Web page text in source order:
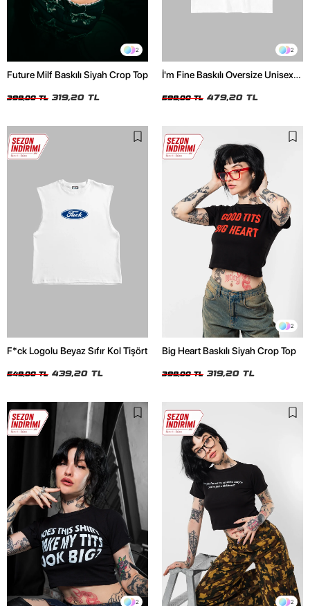
2
Future Milf Baskılı Siyah Crop Top
399,00 TL 319,20 TL
2
İ'm Fine Baskılı Oversize Unisex
599,00 TL 479,20 TL
F*ck Logolu Beyaz Sıfır Kol Tişört
549,00 TL 439,20 TL
2
Big Heart Baskılı Siyah Crop Top
399,00 TL 319,20 TL
2 2